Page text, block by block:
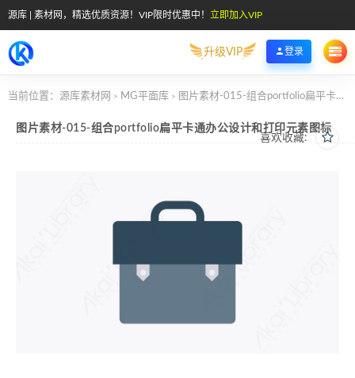
源库 | 素材网，精选优质资源！VIP限时优惠中！ 立即加入VIP
升级VIP 登录
当前位置： 源库素材网 > MG平面库 > 图片素材-015-组合portfolio扁平卡通办公设计和打印元素图标
喜欢收藏:
图片素材-015-组合portfolio扁平卡通办公设计和打印元素图标